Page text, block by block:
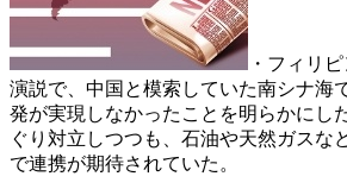
・フィリ
演説で、中国と模索していた南シナ海
発が実現しなかったことを明らかにし
ぐり対立しつつも、石油や天然ガスな
で連携が期待されていた。